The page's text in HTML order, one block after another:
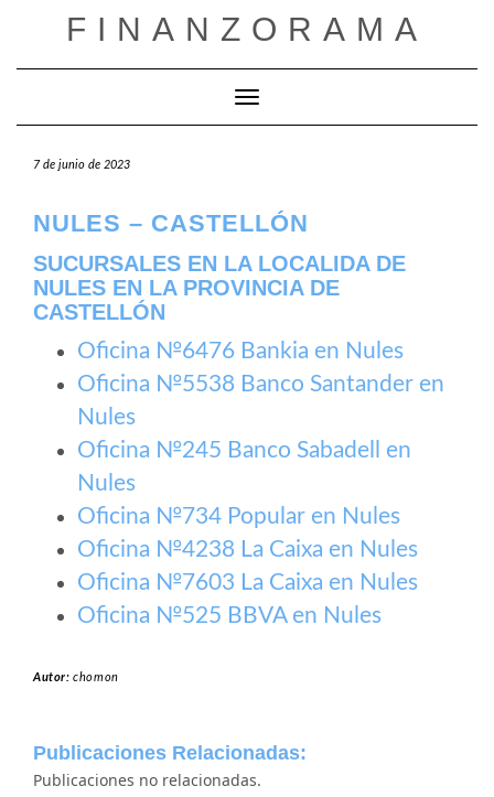
FINANZORAMA
Cambiar modo de navegación
7 de junio de 2023
NULES – CASTELLÓN
SUCURSALES EN LA LOCALIDA DE
NULES EN LA PROVINCIA DE
CASTELLÓN
Oficina №6476 Bankia en Nules
Oficina №5538 Banco Santander en
Nules
Oficina №245 Banco Sabadell en
Nules
Oficina №734 Popular en Nules
Oficina №4238 La Caixa en Nules
Oficina №7603 La Caixa en Nules
Oficina №525 BBVA en Nules
Autor:chomon
Publicaciones Relacionadas:
Publicaciones no relacionadas.